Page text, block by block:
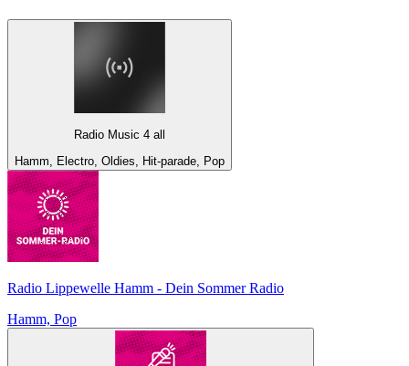
Radio Music 4 all
Hamm, Electro, Oldies, Hit-parade, Pop
Radio Lippewelle Hamm - Dein Sommer Radio
Hamm, Pop